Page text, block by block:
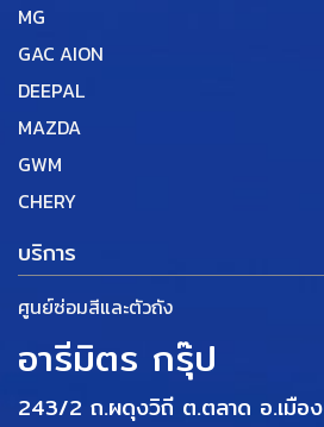
MG
GAC AION
DEEPAL
MAZDA
GWM
CHERY
บริการ
ศูนย์ซ่อมสีและตัวถัง
อารีมิตร กรุ๊ป
243/2 ถ.ผดุงวิถี ต.ตลาด อ.เมือง